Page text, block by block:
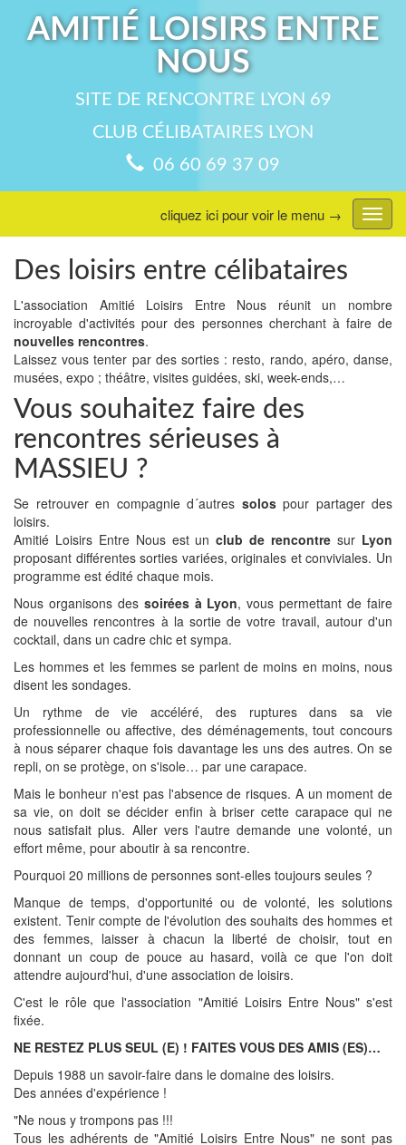
AMITIÉ LOISIRS ENTRE
NOUS
SITE DE RENCONTRE LYON 69
CLUB CÉLIBATAIRES LYON
06 60 69 37 09
menu
cliquez ici pour voir le menu →
Des loisirs entre célibataires
L'association Amitié Loisirs Entre Nous réunit un nombre
incroyable d'activités pour des personnes cherchant à faire de
nouvelles rencontres.
Laissez vous tenter par des sorties : resto, rando, apéro, danse,
musées, expo ; théâtre, visites guidées, ski, week-ends,…
Vous souhaitez faire des
rencontres sérieuses à
MASSIEU ?
Se retrouver en compagnie d´autres solospour partager des
loisirs.
Amitié Loisirs Entre Nous est unclub de rencontre sur Lyon
proposant différentes sorties variées, originales et conviviales. Un
programme est édité chaque mois.
Nous organisons des soirées à Lyon, vous permettant de faire
de nouvelles rencontres à la sortie de votre travail, autour d'un
cocktail, dans un cadre chic et sympa.
Les hommes et les femmes se parlent de moins en moins, nous
disent les sondages.
Un rythme de vie accéléré, des ruptures dans sa vie
professionnelle ou affective, des déménagements, tout concours
à nous séparer chaque fois davantage les uns des autres. On se
repli, on se protège, on s'isole… par une carapace.
Mais le bonheur n'est pas l'absence de risques. A un moment de
sa vie, on doit se décider enfin à briser cette carapace qui ne
nous satisfait plus. Aller vers l'autre demande une volonté, un
effort même, pour aboutir à sa rencontre.
Pourquoi 20 millions de personnes sont-elles toujours seules ?
Manque de temps, d'opportunité ou de volonté, les solutions
existent. Tenir compte de l'évolution des souhaits des hommes et
des femmes, laisser à chacun la liberté de choisir, tout en
donnant un coup de pouce au hasard, voilà ce que l'on doit
attendre aujourd'hui, d'une association de loisirs.
C'est le rôle que l'association "Amitié Loisirs Entre Nous" s'est
fixée.
NE RESTEZ PLUS SEUL (E) ! FAITES VOUS DES AMIS (ES)…
Depuis 1988 un savoir-faire dans le domaine des loisirs.
Des années d'expérience !
"Ne nous y trompons pas !!!
Tous les adhérents de "Amitié Loisirs Entre Nous" ne sont pas